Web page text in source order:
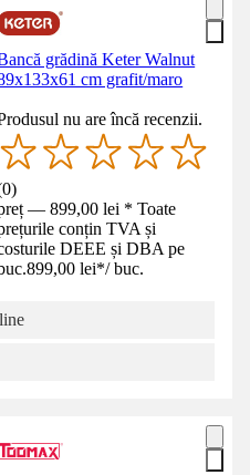
grădină Keter Walnut
cm grafit/maro
nu are încă recenzii.
0)
— 899,00 lei * Toate
conțin TVA și
DEEE și DBA pe
899,00 lei*/ buc.